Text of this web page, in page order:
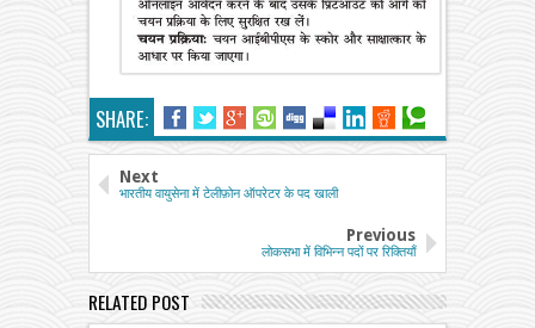
SHARE:
Next
भारतीय वायुसेना में टेलीफ़ोन ऑपरेटर के पद खाली
Previous
लोकसभा में विभिन्न पदों पर रिक्तियाँ
RELATED POST